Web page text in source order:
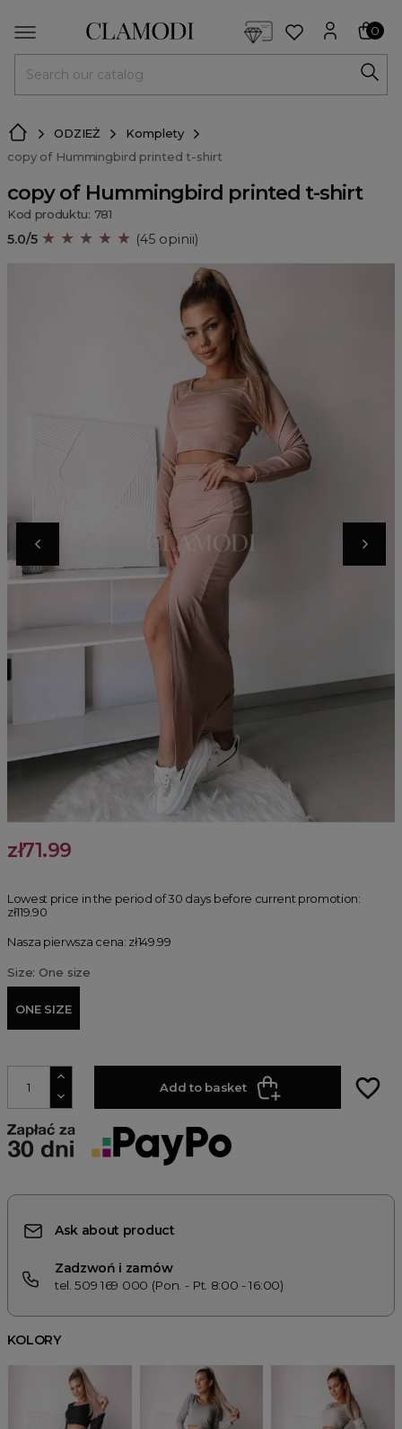
0
ODZIEŻ
Komplety
copy of Hummingbird printed t-shirt
copy of Hummingbird printed t-shirt
Kod produktu: 781
5.0/5 ★ ★ ★ ★ ★ (45 opinii)
zł71.99
Lowest price in the period of 30 days before current promotion:
zł119.90
Nasza pierwsza cena: zł149.99
Size: One size
ONE SIZE
Add to basket favorite_border
Ask about product
Zadzwoń i zamów
tel. 509 169 000 (Pon. - Pt. 8:00 - 16:00)
KOLORY